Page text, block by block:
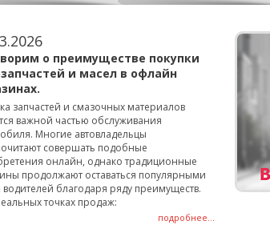
о преимуществе покупки
и масел в офлайн
запчастей и смазочных материалов
важной частью обслуживания
Многие автовладельцы
совершать подобные
онлайн, однако традиционные
продолжают оставаться популярными
водителей благодаря ряду преимуществ.
точках продаж:
подробнее...